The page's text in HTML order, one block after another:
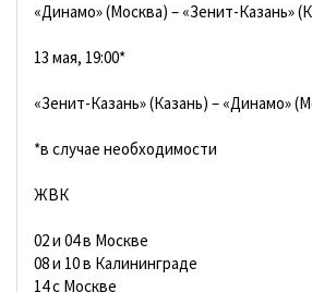
«Динамо» (Москва) – «Зенит-Казань»
13 мая, 19:00*
«Зенит-Казань» (Казань) – «Динамо»
*в случае необходимости
ЖВК
02 и 04 в Москве
08 и 10 в Калининграде
14 с Москве